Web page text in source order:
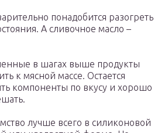
понадобится разогреть
А сливочное масло –
в шагах выше продукты
к мясной массе. Остается
компоненты по вкусу и хорошо
лучше всего в силиконовой